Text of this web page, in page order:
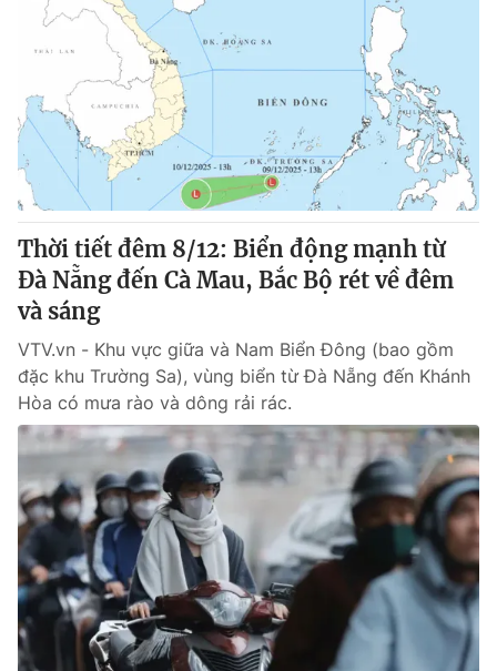
Thời tiết đêm 8/12: Biển động mạnh từ
Đà Nẵng đến Cà Mau, Bắc Bộ rét về đêm
và sáng
VTV.vn - Khu vực giữa và Nam Biển Đông (bao gồm
đặc khu Trường Sa), vùng biển từ Đà Nẵng đến Khánh
Hòa có mưa rào và dông rải rác.